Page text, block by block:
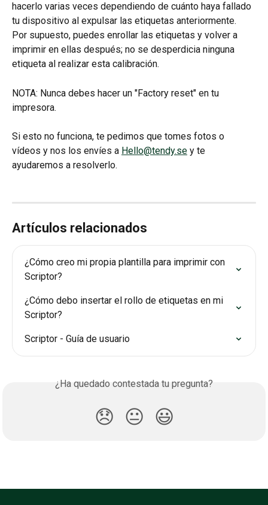
hacerlo varias veces dependiendo de cuánto haya fallado
tu dispositivo al expulsar las etiquetas anteriormente.
Por supuesto, puedes enrollar las etiquetas y volver a
imprimir en ellas después; no se desperdicia ninguna
etiqueta al realizar esta calibración.
NOTA: Nunca debes hacer un "Factory reset" en tu
impresora.
Si esto no funciona, te pedimos que tomes fotos o
vídeos y nos los envíes a Hello@tendy.se y te
ayudaremos a resolverlo.
Artículos relacionados
¿Cómo creo mi propia plantilla para imprimir con
Scriptor?
¿Cómo debo insertar el rollo de etiquetas en mi
Scriptor?
Scriptor - Guía de usuario
¿Ha quedado contestada tu pregunta?
😞 😐 😃